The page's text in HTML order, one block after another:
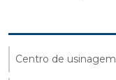
Centro de usinagem